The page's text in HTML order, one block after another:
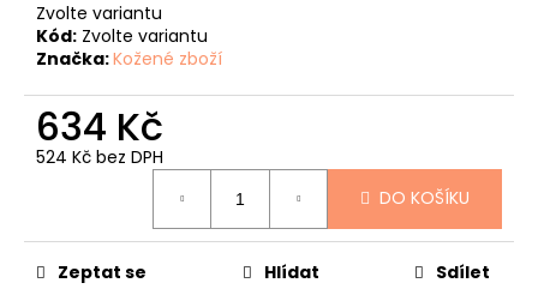
Zvolte variantu
Kód: Zvolte variantu
Značka:Kožené zboží
634 Kč
524 Kč bez DPH
DO KOŠÍKU
Zeptat se Hlídat Sdílet
o
p
o
r
u
č
u
m
e